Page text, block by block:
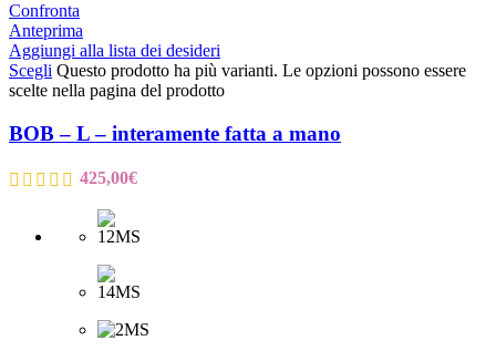
Confronta
Anteprima
Aggiungi alla lista dei desideri
Scegli Questo prodotto ha più varianti. Le opzioni possono essere
scelte nella pagina del prodotto
BOB – L – interamente fatta a mano
425,00€